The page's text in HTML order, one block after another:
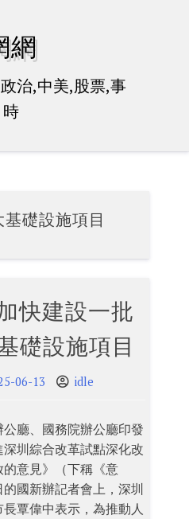
網
治,中美,股票,事
時
礎設施項目
快建設一批
礎設施項目
06-13 idle
廳、國務院辦公廳印發
深圳綜合改革試點深化改
意見》（下稱《意
的國新辦記者會上，深圳
覃偉中表示，為推動人